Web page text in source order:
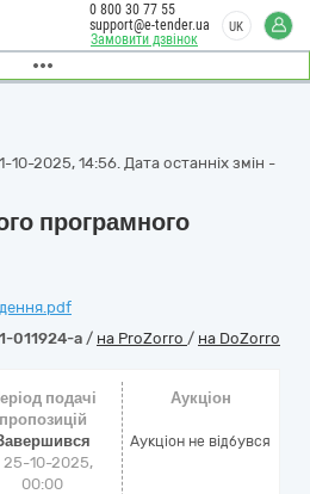
Замовити дзвінок
0 800 30 77 55
support@e-tender.ua
UK
2025, 14:56. Дата останніх змін -
програмного
011924-a/ на ProZorro / на DoZorro
подачі
пропозицій
25-10-2025,
00:00
Аукціон
Аукціон не відбувся